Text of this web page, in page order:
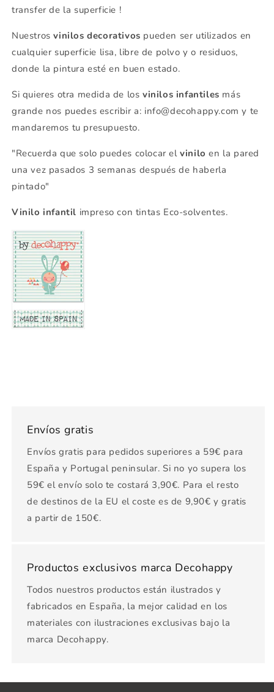
transfer de la superficie !
Nuestrosvinilos decorativos pueden ser utilizados en
cualquier superficie lisa, libre de polvo y o residuos,
donde la pintura esté en buen estado.
Si quieres otra medida de los vinilos infantiles más
grande nos puedes escribir a: info@decohappy.com y te
mandaremos tu presupuesto.
"Recuerda que solo puedes colocar elvinilo en la pared
una vez pasados 3 semanas después de haberla
pintado"
Vinilo infantil impreso con tintas Eco-solventes.
Envíos gratis
Envíos gratis para pedidos superiores a 59€ para
España y Portugal peninsular. Si no yo supera los
59€ el envío solo te costará 3,90€. Para el resto
de destinos de la EU el coste es de 9,90€ y gratis
a partir de 150€.
Productos exclusivos marca Decohappy
Todos nuestros productos están ilustrados y
fabricados en España, la mejor calidad en los
materiales con ilustraciones exclusivas bajo la
marca Decohappy.